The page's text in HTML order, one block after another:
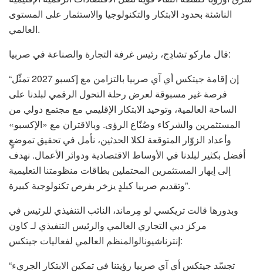
الناشئة بحدود الابتكار والتكنولوجيا والاستثمار على المستوى
العالمي.
قال ماركو تشادِج، رئيس غرفة التجارة والصناعة في صربيا:
“إن إقامة جيتكس أي آي صربيا بالتزامن مع إكسبو 2027 تمثّل
فرصة غير مسبوقة لعرض رحلة التحول الرقمي لبلدنا على
الساحة العالمية، وتوحيد الابتكار الإقليمي مع مجتمع دولي من
المستثمرين والشركاء وصُنّاع الرؤى. وبالاقتران مع «الإكسبو»
وأعداد الزوّار المتوقعة لكلا الحدثين، نأمل في تحقيق تموضعٍ
أفضل بكثير لبلدنا في الأوساط الاقتصادية ودوائر الأعمال. نهدف
إلى إبهار المستثمرين المحتملين بطاقات منظومتنا التعليمية
وتقديم صربيا كبلدٍ يزخر بفرص تكنولوجية كبيرة”.
وبدورها قالت تريكسي لو مِرماند، النائب التنفيذي للرئيس في
مركز دبي التجاري العالمي والرئيس التنفيذي لـ كاون
إنترناشيونالوالمنظم العالمي لفعاليات جيتكس:
“تجسّد جيتكس أي آي صربيا رؤيتنا في تمكين الابتكار الجريء